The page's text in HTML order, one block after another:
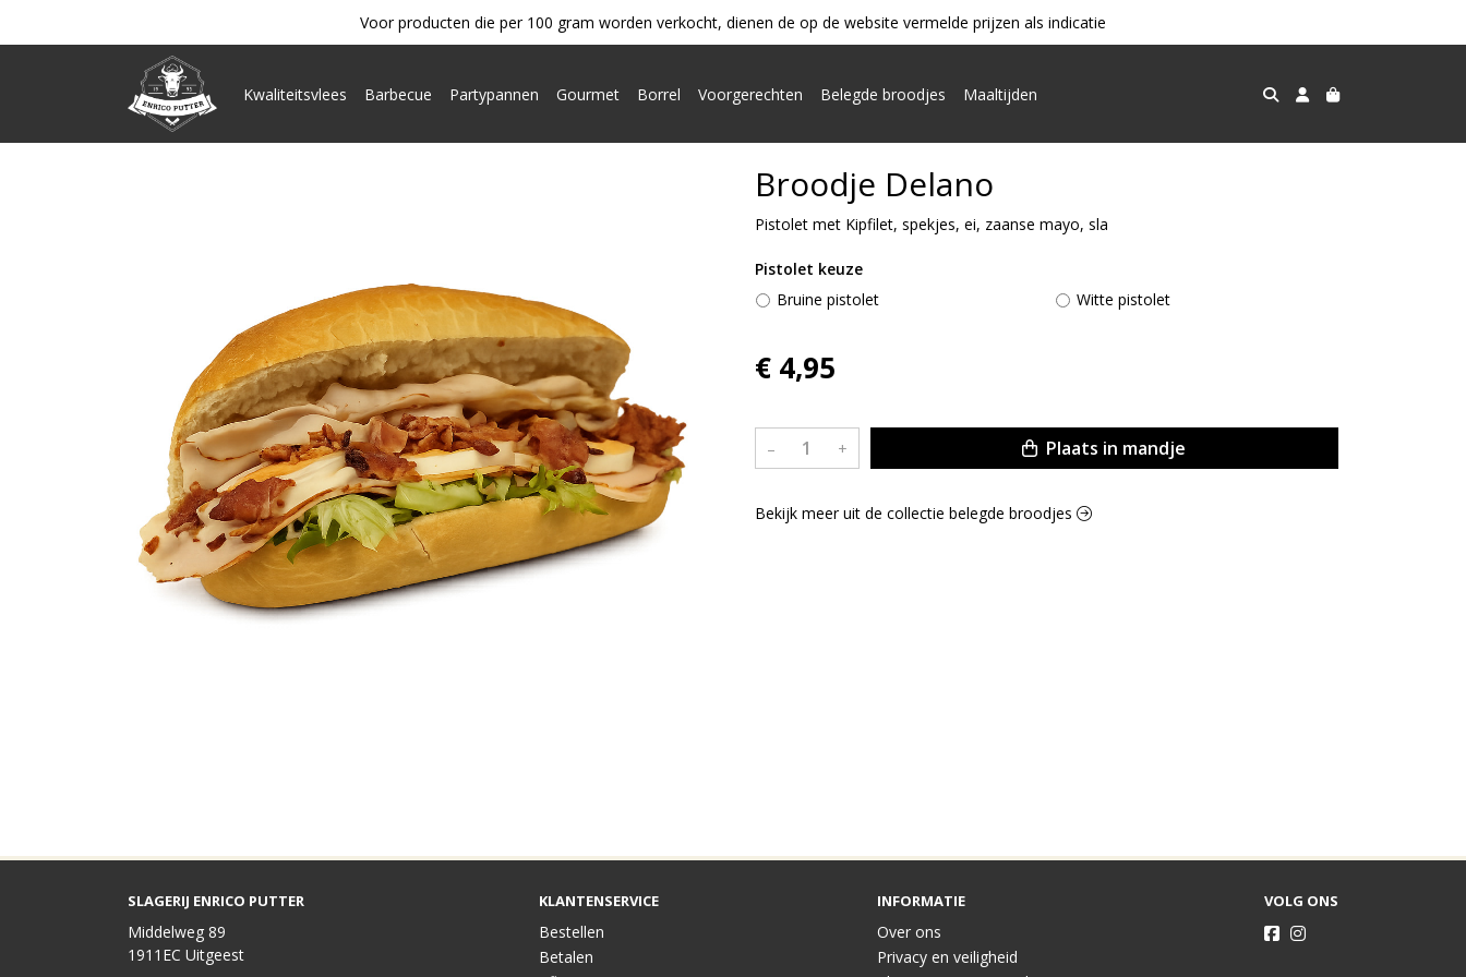
Voor producten die per 100 gram worden verkocht, dienen de op de website vermelde prijzen als indicatie
Kwaliteitsvlees Barbecue Partypannen Gourmet Borrel Voorgerechten Belegde broodjes Maaltijden
Broodje Delano
Pistolet met Kipfilet, spekjes, ei, zaanse mayo, sla
Pistolet keuze
Bruine pistolet
Witte pistolet
€ 4,95
– + Plaats in mandje
Bekijk meer uit de collectie belegde broodjes
SLAGERIJ ENRICO PUTTER
Middelweg 89
1911EC Uitgeest
KLANTENSERVICE
Bestellen
Betalen
INFORMATIE
Over ons
Privacy en veiligheid
VOLG ONS